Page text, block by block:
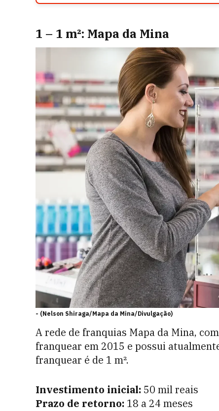
1 – 1 m²: Mapa da Mina
- (Nelson Shiraga/Mapa da Mina/Divulgação)
A rede de franquias Mapa da Mina,
franquear em 2015 e possui
franquear é de 1 m².
Investimento inicial: 50 mil reais
Prazo de retorno: 18 a 24 meses